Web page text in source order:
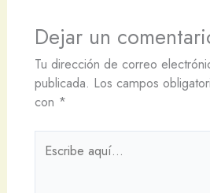
Dejar un
Tu dirección de correo
publicada. Los campos
con *
aquí...